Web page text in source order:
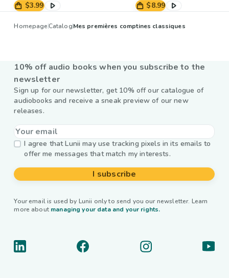
$3.99 $8.99
HomepageCatalogMes premières comptines classiques
10% off audio books when you subscribe to the
newsletter
Sign up for our newsletter, get 10% off our catalogue of
audiobooks and receive a sneak preview of our new
releases.
I agree that Lunii may use tracking pixels in its emails to
offer me messages that match my interests.
I subscribe
Your email is used by Lunii only to send you our newsletter. Learn
more about managing your data and your rights.